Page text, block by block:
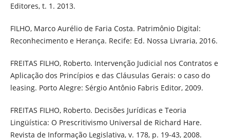
Editores, t. 1. 2013.
FILHO, Marco Aurélio de Faria Costa. Patrimônio Digital:
Reconhecimento e Herança. Recife: Ed. Nossa Livraria, 2016.
FREITAS FILHO, Roberto. Intervenção Judicial nos Contratos e
Aplicação dos Princípios e das Cláusulas Gerais: o caso do
leasing. Porto Alegre: Sérgio Antônio Fabris Editor, 2009.
FREITAS FILHO, Roberto. Decisões Jurídicas e Teoria
Lingüística: O Prescritivismo Universal de Richard Hare.
Revista de Informação Legislativa, v. 178, p. 19-43, 2008.